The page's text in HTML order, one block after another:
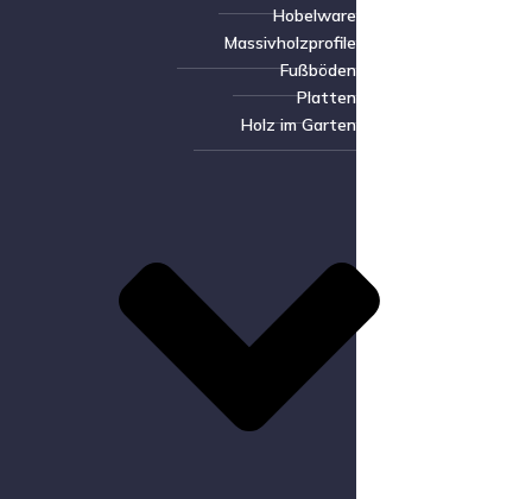
Hobelware
Massivholzprofile
Fußböden
Platten
Holz im Garten